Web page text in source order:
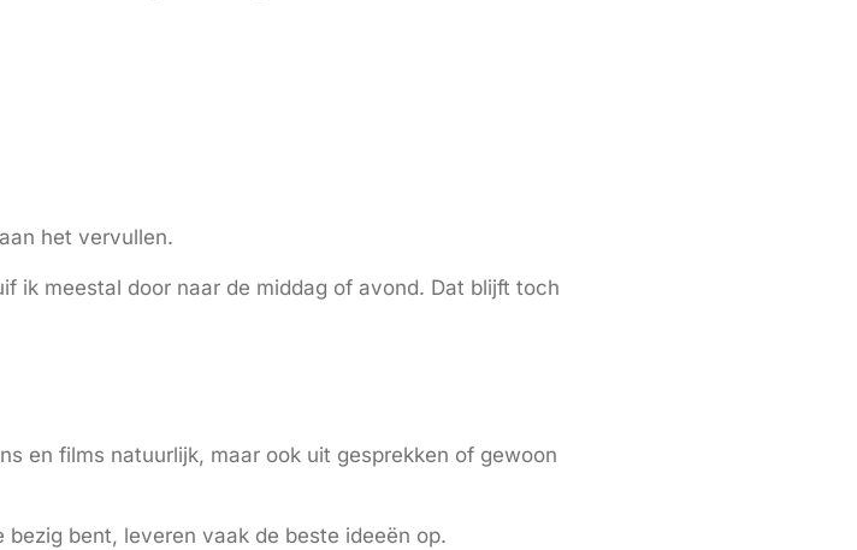
het vervullen.
ik meestal door naar de middag of avond. Dat blijft toch
en films natuurlijk, maar ook uit gesprekken of gewoon
bent, leveren vaak de beste ideeën op.